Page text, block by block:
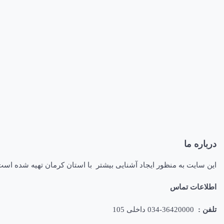
درباره ما
این سایت به منظور ایجاد آشنایی بیشتر با استان کرمان تهیه شده
اطلاعات تماس
تلفن :